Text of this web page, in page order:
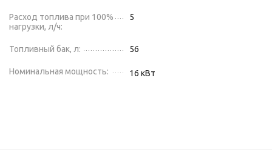
Расход топлива при 100%
нагрузки, л/ч:
5
Топливный бак, л: 56
Номинальная мощность: 16 кВт